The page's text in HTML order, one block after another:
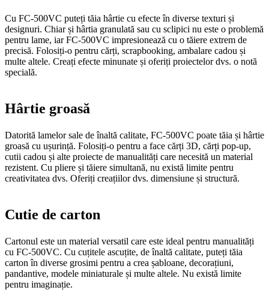
Cu FC-500VC puteți tăia hârtie cu efecte în diverse texturi și
designuri. Chiar și hârtia granulată sau cu sclipici nu este o problemă
pentru lame, iar FC-500VC impresionează cu o tăiere extrem de
precisă. Folosiți-o pentru cărți, scrapbooking, ambalare cadou și
multe altele. Creați efecte minunate și oferiți proiectelor dvs. o notă
specială.
Hârtie groasă
Datorită lamelor sale de înaltă calitate, FC-500VC poate tăia și hârtie
groasă cu ușurință. Folosiți-o pentru a face cărți 3D, cărți pop-up,
cutii cadou și alte proiecte de manualități care necesită un material
rezistent. Cu pliere și tăiere simultană, nu există limite pentru
creativitatea dvs. Oferiți creațiilor dvs. dimensiune și structură.
Cutie de carton
Cartonul este un material versatil care este ideal pentru manualități
cu FC-500VC. Cu cuțitele ascuțite, de înaltă calitate, puteți tăia
carton în diverse grosimi pentru a crea șabloane, decorațiuni,
pandantive, modele miniaturale și multe altele. Nu există limite
pentru imaginație.